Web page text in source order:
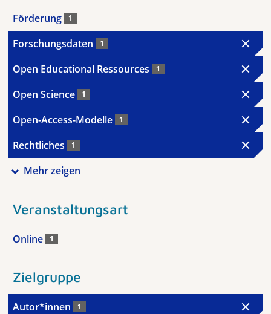
Förderung 1
Forschungsdaten 1
Open Educational Ressources 1
Open Science 1
Open-Access-Modelle 1
Rechtliches 1
Mehr zeigen
Veranstaltungsart
Online 1
Zielgruppe
Autor*innen 1